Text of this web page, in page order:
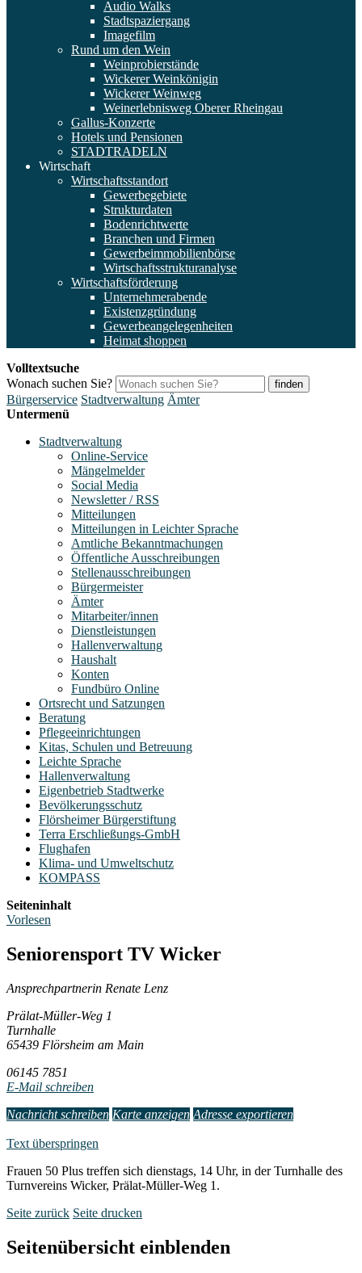
Audio Walks
Stadtspaziergang
Imagefilm
Rund um den Wein
Weinprobierstände
Wickerer Weinkönigin
Wickerer Weinweg
Weinerlebnisweg Oberer Rheingau
Gallus-Konzerte
Hotels und Pensionen
STADTRADELN
Wirtschaft
Wirtschaftsstandort
Gewerbegebiete
Strukturdaten
Bodenrichtwerte
Branchen und Firmen
Gewerbeimmobilienbörse
Wirtschaftsstrukturanalyse
Wirtschaftsförderung
Unternehmerabende
Existenzgründung
Gewerbeangelegenheiten
Heimat shoppen
Volltextsuche
Wonach suchen Sie?
finden
Bürgerservice Stadtverwaltung Ämter
Untermenü
Stadtverwaltung
Online-Service
Mängelmelder
Social Media
Newsletter / RSS
Mitteilungen
Mitteilungen in Leichter Sprache
Amtliche Bekanntmachungen
Öffentliche Ausschreibungen
Stellenausschreibungen
Bürgermeister
Ämter
Mitarbeiter/innen
Dienstleistungen
Hallenverwaltung
Haushalt
Konten
Fundbüro Online
Ortsrecht und Satzungen
Beratung
Pflegeeinrichtungen
Kitas, Schulen und Betreuung
Leichte Sprache
Hallenverwaltung
Eigenbetrieb Stadtwerke
Bevölkerungsschutz
Flörsheimer Bürgerstiftung
Terra Erschließungs-GmbH
Flughafen
Klima- und Umweltschutz
KOMPASS
Seiteninhalt
Vorlesen
Seniorensport TV Wicker
Ansprechpartnerin Renate Lenz
Prälat-Müller-Weg 1
Turnhalle
65439 Flörsheim am Main
06145 7851
E-Mail schreiben
Nachricht schreiben Karte anzeigen Adresse exportieren
Text überspringen
Frauen 50 Plus treffen sich dienstags, 14 Uhr, in der Turnhalle des
Turnvereins Wicker, Prälat-Müller-Weg 1.
Seite zurück Seite drucken
Seitenübersicht einblenden